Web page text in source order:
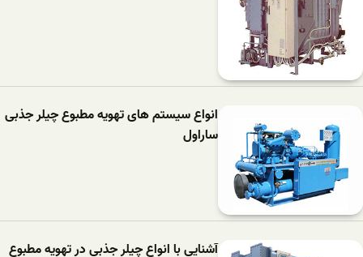
انواع سیستم های تهویه مطبوع چیلر جذبی
ساراول
آشنایی با انواع چیلر جذبی در تهویه مطبوع